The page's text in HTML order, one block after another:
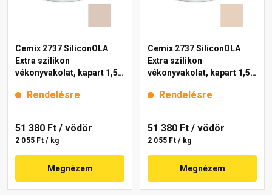
Cemix 2737 SiliconOLA
Extra szilikon
vékonyvakolat, kapart 1,5
Rendelésre
51 380 Ft / vödör
2 055 Ft / kg
Megnézem
Cemix 2737 SiliconOLA
Extra szilikon
vékonyvakolat, kapart 1,5
Rendelésre
51 380 Ft / vödör
2 055 Ft / kg
Megnézem